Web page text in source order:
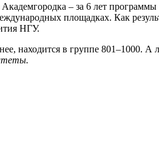
– за 6 лет
площадках. Как
НГУ.
находится в группе 801–1000.